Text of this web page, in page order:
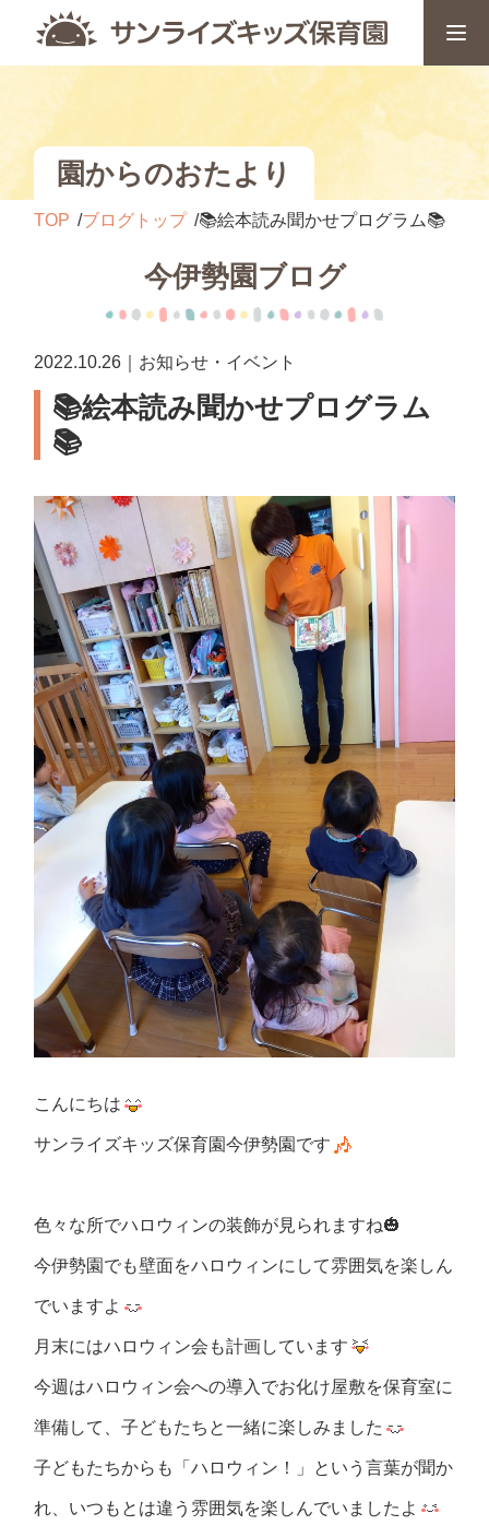
園からのおたより
TOP ブログトップ 📚絵本読み聞かせプログラム📚
今伊勢園ブログ
2022.10.26｜お知らせ・イベント
📚絵本読み聞かせプログラム
📚
こんにちは
サンライズキッズ保育園今伊勢園です
色々な所でハロウィンの装飾が見られますね🎃
今伊勢園でも壁面をハロウィンにして雰囲気を楽しん
でいますよ
月末にはハロウィン会も計画しています
今週はハロウィン会への導入でお化け屋敷を保育室に
準備して、子どもたちと一緒に楽しみました
子どもたちからも「ハロウィン！」という言葉が聞か
れ、いつもとは違う雰囲気を楽しんでいましたよ